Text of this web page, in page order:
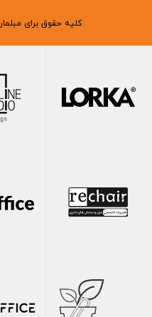
کلیه حقوق برای